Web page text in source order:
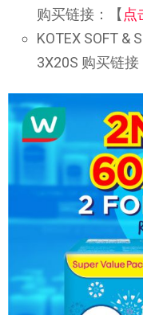
购买链接：【 点
KOTEX SOFT &
3X20S 购买链接